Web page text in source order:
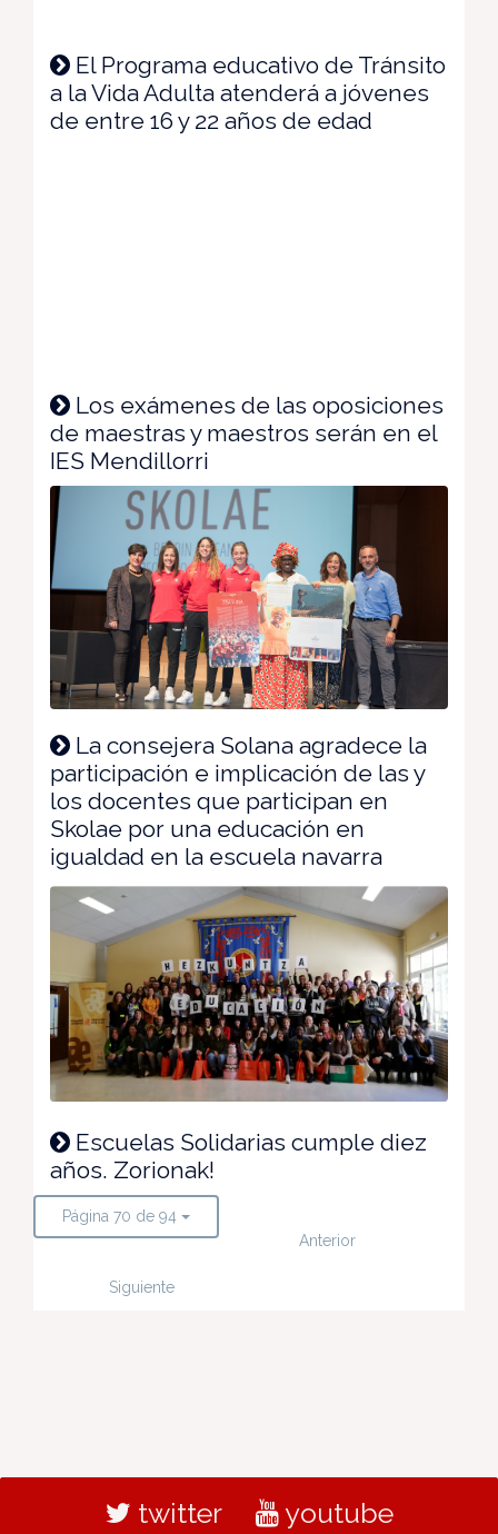
El Programa educativo de Tránsito
a la Vida Adulta atenderá a jóvenes
de entre 16 y 22 años de edad
Los exámenes de las oposiciones
de maestras y maestros serán en el
IES Mendillorri
La consejera Solana agradece la
participación e implicación de las y
los docentes que participan en
Skolae por una educación en
igualdad en la escuela navarra
Escuelas Solidarias cumple diez
años. Zorionak!
Página 70 de 94
Anterior
Siguiente
twitter youtube